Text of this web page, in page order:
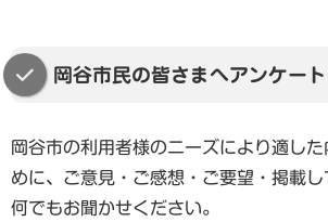
岡谷市民の皆さまへアンケー
岡谷市の利用者様のニーズにより適し
めに、ご意見・ご感想・ご要望・掲載
何でもお聞かせください。